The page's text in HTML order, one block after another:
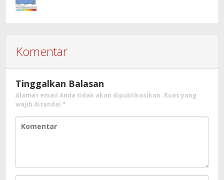
Komentar
Tinggalkan Balasan
Alamat email Anda tidak akan dipublikasikan. Ruas yang
wajib ditandai *